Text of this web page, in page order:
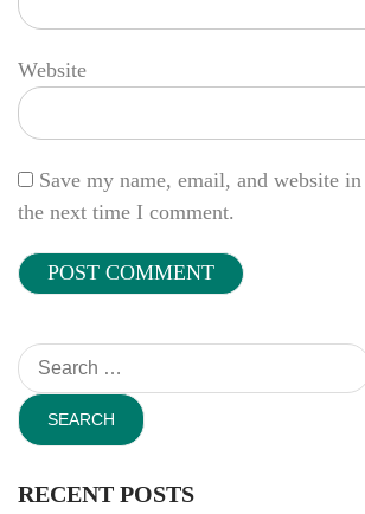
Website
Save my name, email, and website
the next time I comment.
Search
for:
RECENT POSTS